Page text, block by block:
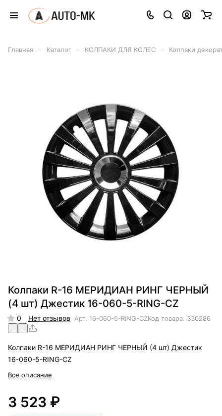
Главная Каталог КОЛПАКИ ДЛЯ КОЛЕС Колпаки
Колпаки R-16 МЕРИДИАН РИНГ ЧЕРНЫЙ
(4 шт) Джестик 16-060-5-RING-CZ
0 Нет отзывов Арт. 16-060-5-RING-CZКод товара. 330286
Колпаки R-16 МЕРИДИАН РИНГ ЧЕРНЫЙ (4 шт) Джестик
16-060-5-RING-CZ
Все описание
3 523 ₽